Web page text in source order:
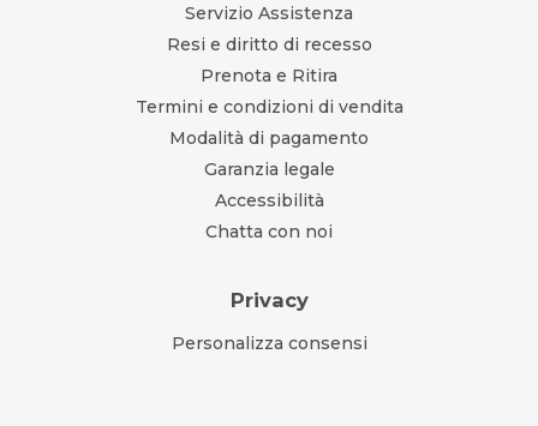
Servizio Assistenza
Resi e diritto di recesso
Prenota e Ritira
Termini e condizioni di vendita
Modalità di pagamento
Garanzia legale
Accessibilità
Chatta con noi
Privacy
Personalizza consensi